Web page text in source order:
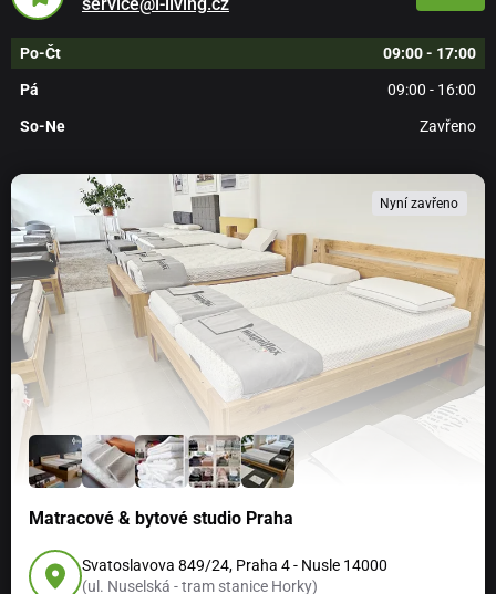
Po-Čt 09:00 - 17:00
Pá 09:00 - 16:00
So-Ne Zavřeno
Nyní zavřeno
Matracové & bytové studio Praha
Svatoslavova 849/24, Praha 4 - Nusle 14000
(ul. Nuselská - tram stanice Horky)